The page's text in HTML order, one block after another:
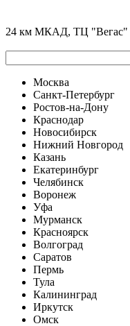
24 км МКАД, ТЦ "Вегас"
Москва
Санкт-Петербург
Ростов-на-Дону
Краснодар
Новосибирск
Нижний Новгород
Казань
Екатеринбург
Челябинск
Воронеж
Уфа
Мурманск
Красноярск
Волгоград
Саратов
Пермь
Тула
Калининград
Иркутск
Омск